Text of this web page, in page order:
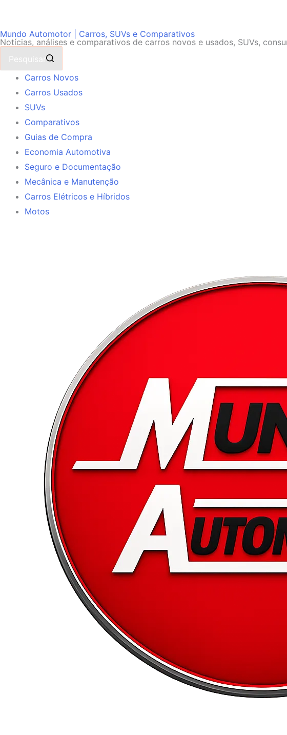
Mundo Automotor | Carros, SUVs e Comparativos
Notícias, análises e comparativos de carros novos e usados, SUVs,
Pesquisar
Carros Novos
Carros Usados
SUVs
Comparativos
Guias de Compra
Economia Automotiva
Seguro e Documentação
Mecânica e Manutenção
Carros Elétricos e Híbridos
Motos